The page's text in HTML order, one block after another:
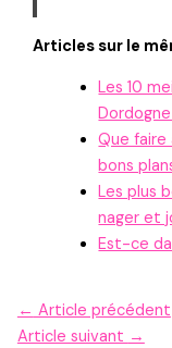
Articles sur le
Les 10
Que faire
bons
Les plus
nager et
Est-ce
← Article précédent
Article suivant →